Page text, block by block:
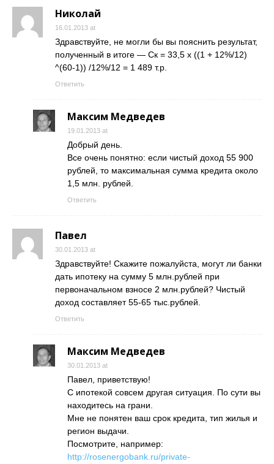
Николай
16.01.2013 at
Здравствуйте, не могли бы вы пояснить результат,
полученный в итоге — Ск = 33,5 х ((1 + 12%/12)
^(60-1)) /12%/12 = 1 489 т.р.
Ответить
Максим Медведев
19.01.2013 at
Добрый день.
Все очень понятно: если чистый доход 55 900
рублей, то максимальная сумма кредита около
1,5 млн. рублей.
Ответить
Павел
30.01.2013 at
Здравствуйте! Скажите пожалуйста, могут ли банки
дать ипотеку на сумму 5 млн.рублей при
первоначальном взносе 2 млн.рублей? Чистый
доход составляет 55-65 тыс.рублей.
Ответить
Максим Медведев
30.01.2013 at
Павел, приветствую!
С ипотекой совсем другая ситуация. По сути вы
находитесь на грани.
Мне не понятен ваш срок кредита, тип жилья и
регион выдачи.
Посмотрите, например:
http://rosenergobank.ru/private-